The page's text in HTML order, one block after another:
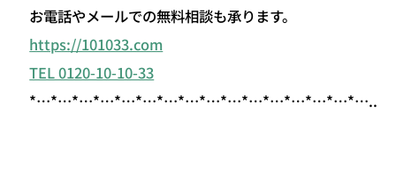
お電話やメールでの無料相談も承ります。
https://101033.com
TEL 0120-10-10-33
*…*…*…*…*…*…*…*…*…*…*…*…*…*…*…*…..